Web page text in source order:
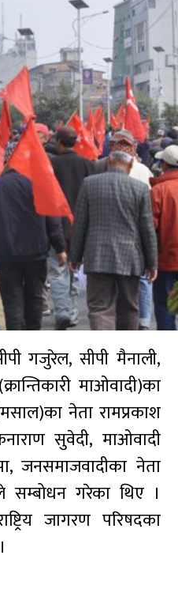
गजुरेल, सीपी मैनाली,
माओवादी)का
नेता रामप्रकाश
सुवेदी, माओवादी
जनसमाजवादीका नेता
गरेका थिए ।
जागरण परिषदका